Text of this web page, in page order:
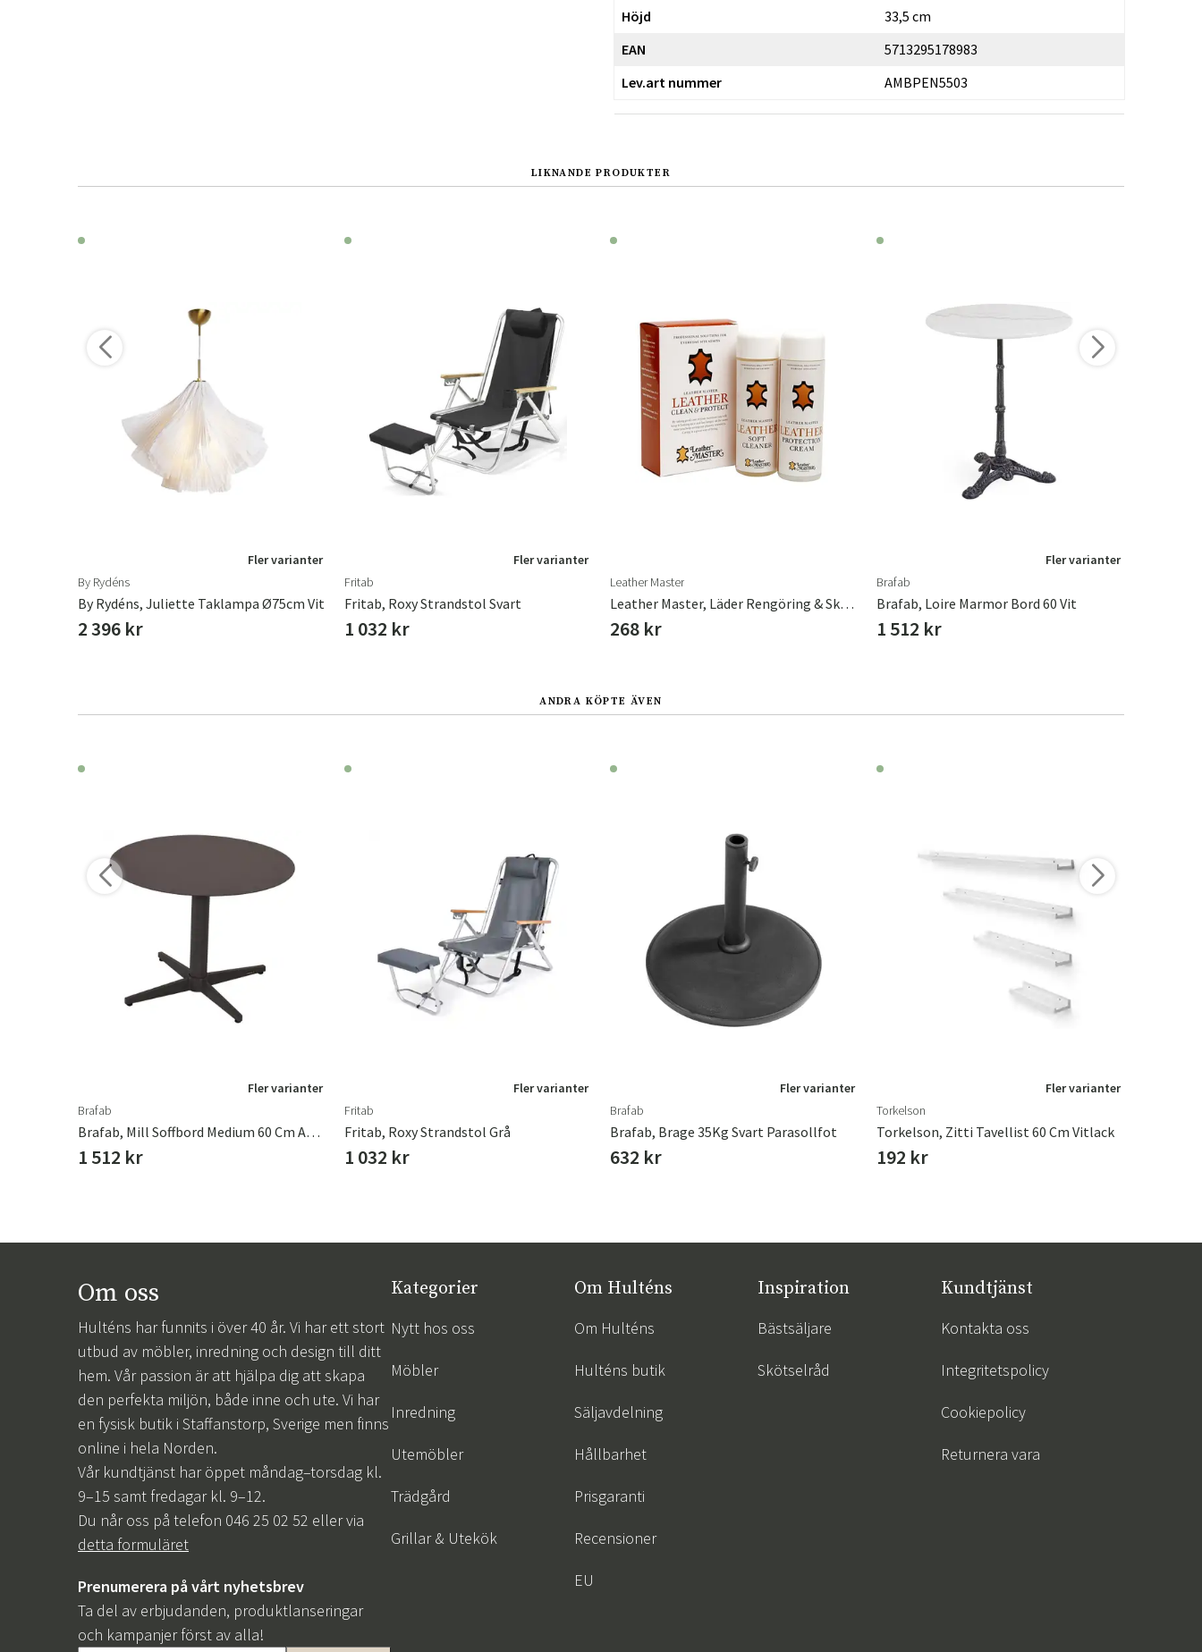
Höjd
33,5 cm
EAN
5713295178983
Lev.art nummer
AMBPEN5503
LIKNANDE PRODUKTER
Fler varianter
By Rydéns
By Rydéns, Juliette Taklampa Ø75cm Vit
2 396 kr
Fler varianter
Fritab
Fritab, Roxy Strandstol Svart
1 032 kr
Leather Master
Leather Master, Läder Rengöring & Skydd Mini 2 X 100 Ml
268 kr
Fler varianter
Brafab
Brafab, Loire Marmor Bord 60 Vit
1 512 kr
ANDRA KÖPTE ÄVEN
Fler varianter
Brafab
Brafab, Mill Soffbord Medium 60 Cm Anthracite
1 512 kr
Fler varianter
Fritab
Fritab, Roxy Strandstol Grå
1 032 kr
Fler varianter
Brafab
Brafab, Brage 35Kg Svart Parasollfot
632 kr
Fler varianter
Torkelson
Torkelson, Zitti Tavellist 60 Cm Vitlack
192 kr
Om oss
Hulténs har funnits i över 40 år. Vi har ett stort
utbud av möbler, inredning och design till ditt
hem. Vår passion är att hjälpa dig att skapa
den perfekta miljön, både inne och ute. Vi har
en fysisk butik i Staffanstorp, Sverige men finns
online i hela Norden.
Vår kundtjänst har öppet måndag–torsdag kl.
9–15 samt fredagar kl. 9–12.
Du når oss på telefon 046 25 02 52 eller via
detta formuläret
Prenumerera på vårt nyhetsbrev
Ta del av erbjudanden, produktlanseringar
och kampanjer först av alla!
Kategorier
Nytt hos oss
Möbler
Inredning
Utemöbler
Trädgård
Grillar & Utekök
Om Hulténs
Om Hulténs
Hulténs butik
Säljavdelning
Hållbarhet
Prisgaranti
Recensioner
EU
Inspiration
Bästsäljare
Skötselråd
Kundtjänst
Kontakta oss
Integritetspolicy
Cookiepolicy
Returnera vara